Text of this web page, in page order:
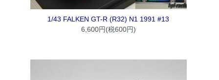
1/43 FALKEN GT-R (R32) N1 1991 #13
6,600円(税600円)